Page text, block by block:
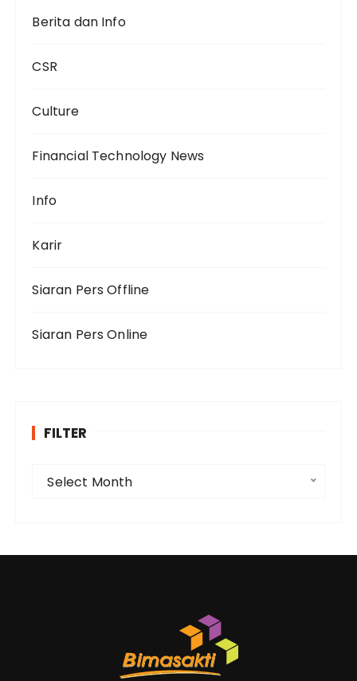
Berita dan Info
CSR
Culture
Financial Technology News
Info
Karir
Siaran Pers Offline
Siaran Pers Online
FILTER
e
Select Month